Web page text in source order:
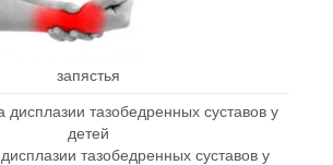
запястья
тазобедренных суставов у